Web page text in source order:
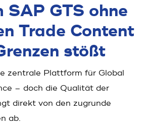
SAP GTS ohne
Trade Content
stößt
zentrale Plattform für Global
– doch die Qualität der
direkt von den zugrunde
ab.